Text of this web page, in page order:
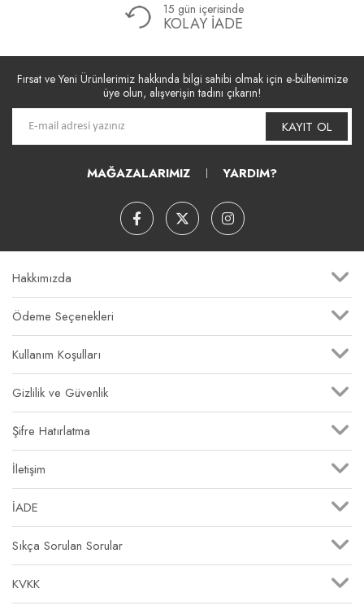
15 gün içerisinde
KOLAY İADE
Fırsat ve Yeni Ürünlerimiz hakkında bilgi sahibi olmak için e-bültenimize
üye olun, alışverişin tadını çıkarın!
KAYIT OL
MAĞAZALARIMIZ YARDIM?
Hakkımızda
Ödeme Seçenekleri
Kullanım Koşulları
Gizlilik ve Güvenlik
Şifre Hatırlatma
İletişim
İADE
Sıkça Sorulan Sorular
KVKK